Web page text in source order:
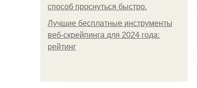
способ проснуться быстро.
Лучшие бесплатные инструменты
веб-скрейпинга для 2024 года:
рейтинг